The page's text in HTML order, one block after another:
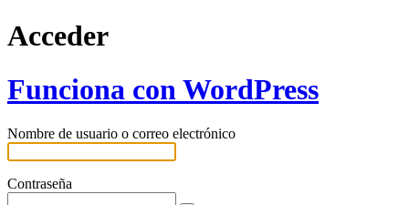
Acceder
Funciona con WordPress
Nombre de usuario o correo electrónico
Contraseña